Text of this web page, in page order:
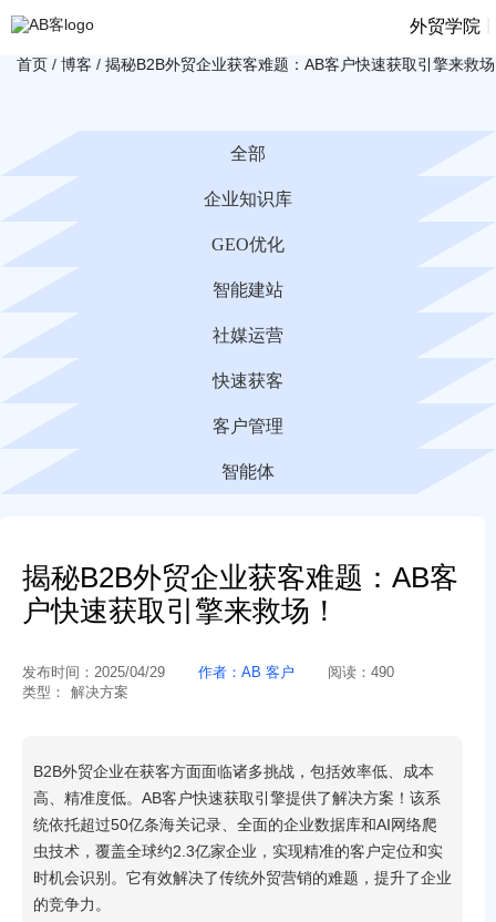
外贸学院
首页 / 博客 / 揭秘B2B外贸企业获客难题：AB客户快速获取引擎来救
全部
企业知识库
GEO优化
智能建站
社媒运营
快速获客
客户管理
智能体
揭秘B2B外贸企业获客难题：AB客
户快速获取引擎来救场！
发布时间： 2025/04/29 作者： AB 客户 阅读： 490
类型：
解决方案
B2B外贸企业在获客方面面临诸多挑战，包括效率低、成本
高、精准度低。AB客户快速获取引擎提供了解决方案！该系
统依托超过50亿条海关记录、全面的企业数据库和AI网络爬
虫技术，覆盖全球约2.3亿家企业，实现精准的客户定位和实
时机会识别。它有效解决了传统外贸营销的难题，提升了企业
的竞争力。